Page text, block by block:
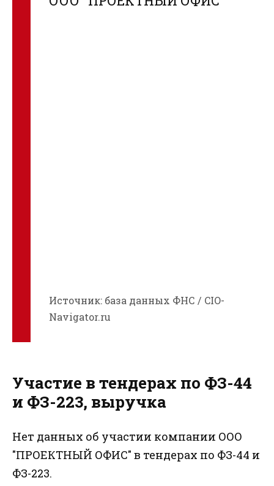
Источник: база данных ФНС / CIO-
Navigator.ru
Участие в тендерах по ФЗ-44
и ФЗ-223, выручка
Нет данных об участии компании ООО
"ПРОЕКТНЫЙ ОФИС" в тендерах по ФЗ-44 и
ФЗ-223.